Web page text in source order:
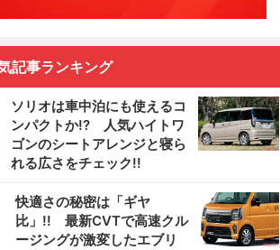
記事ランキング
ソリオは車中泊にも使えるコ
ンパクトか!? 人気ハイトワ
ゴンのシートアレンジと寝ら
れる広さをチェック!!
快適さの秘密は「ギヤ
比」!! 最新CVTで高速クル
ージングが激変したエブリ